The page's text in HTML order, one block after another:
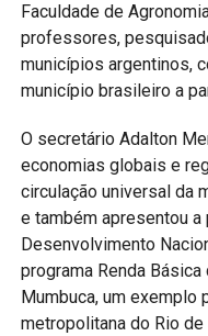
Faculdade de
professores,
municípios argentinos,
município brasileiro a
O secretário Adalton
economias globais e
circulação universal da
e também apresentou
Desenvolvimento
programa Renda
Mumbuca, um exemplo
metropolitana do Rio